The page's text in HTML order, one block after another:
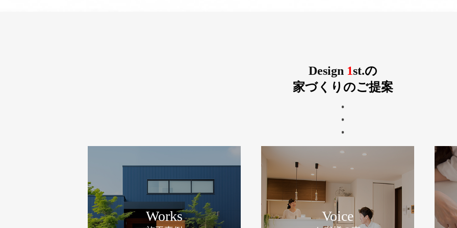
Design 1st.の
家づくりのご提案
Works Voice